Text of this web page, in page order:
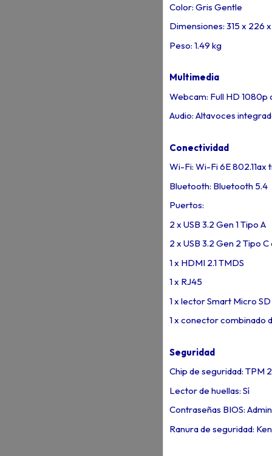
Color: Gris Gentle
Dimensiones: 315 x 226
Peso: 1.49 kg
Multimedia
Webcam: Full HD
Audio: Altavoces
Conectividad
Wi-Fi: Wi-Fi 6E 802.11ax
Bluetooth: Bluetooth 5.4
Puertos:
2 x USB 3.2 Gen 1 Tipo A
2 x USB 3.2 Gen 2 Tipo
1 x HDMI 2.1 TMDS
1 x RJ45
1 x lector Smart Micro SD
1 x conector combinado
Seguridad
Chip de seguridad: TPM
Lector de huellas: Sí
Contraseñas BIOS:
Ranura de seguridad: